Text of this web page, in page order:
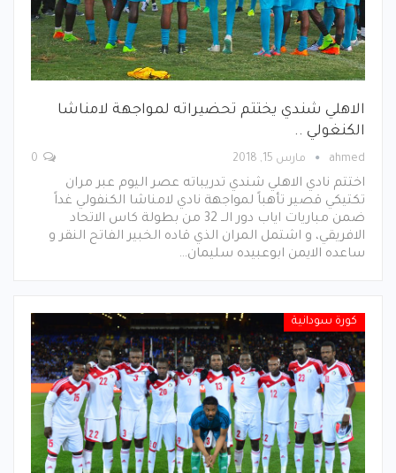
الاهلي شندي يختتم تحضيراته لمواجهة لامناشا
الكنغولي ..
ahmed مارس 15, 2018
اختتم نادي الاهلي شندي تدريباته عصر اليوم عبر مران
تكتيكي قصير تأهباً لمواجهة نادي لامناشا الكنفولي غداً
ضمن مباريات اياب دور الــ 32 من بطولة كاس الاتحاد
الافريقي، و اشتمل المران الذي قاده الخبير الفاتح النقر و
ساعده الايمن ابوعبيده سليمان…
كورة سودانية